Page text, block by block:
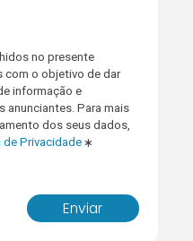
no presente
com o objetivo de dar
informação e
Para mais
dos seus dados,
Privacidade
Enviar